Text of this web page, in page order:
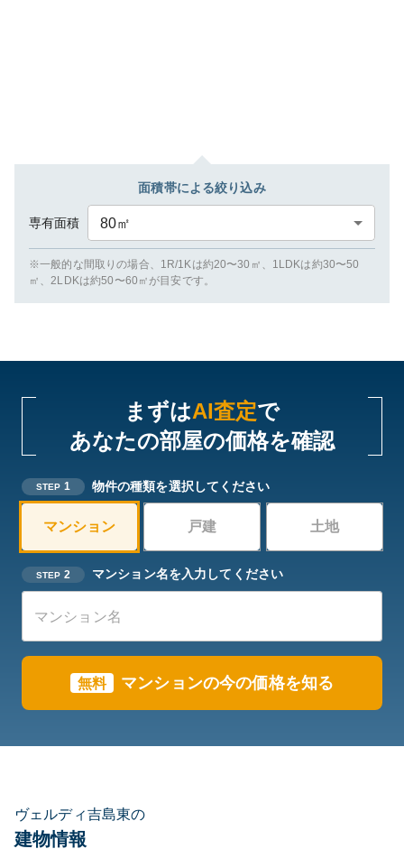
面積帯による絞り込み
専有面積 80㎡
※一般的な間取りの場合、1R/1Kは約20〜30㎡、1LDKは約30〜50
㎡、2LDKは約50〜60㎡が目安です。
まずはAI査定で
あなたの部屋の価格を確認
STEP 1 物件の種類を選択してください
マンション 戸建 土地
STEP 2 マンション名を入力してください
無料 マンションの今の価格を知る
ヴェルディ吉島東の
建物情報